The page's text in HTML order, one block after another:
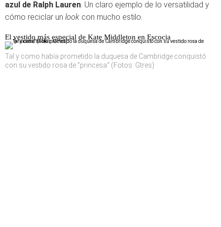
azul de Ralph Lauren. Un claro ejemplo de lo versatilidad y
cómo reciclar un look con mucho estilo.
El vestido más especial de Kate Middleton en Escocia
Tal y como había prometido la duquesa de Cambridge conquistó
con su vestido rosa de "princesa" (Fotos: Gtres)